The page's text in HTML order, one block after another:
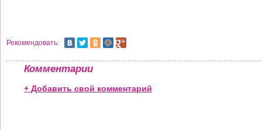
Рекомендовать:
Комментарии
+ Добавить свой комментарий